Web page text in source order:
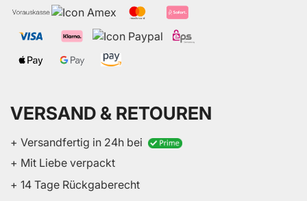
VERSAND & RETOUREN
+ Versandfertig in 24h bei
+ Mit Liebe verpackt
+ 14 Tage Rückgaberecht